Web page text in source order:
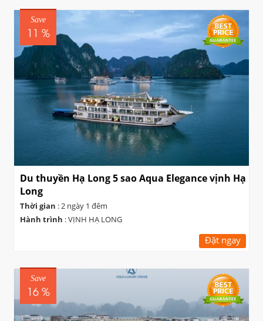
Save
11 %
Du thuyền Hạ Long 5 sao Aqua Elegance vịnh Hạ
Long
Thời gian : 2 ngày 1 đêm
Hành trình : VỊNH HẠ LONG
Đặt ngay
Save
16 %